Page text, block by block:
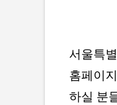
서울특
홈페이
하실 분